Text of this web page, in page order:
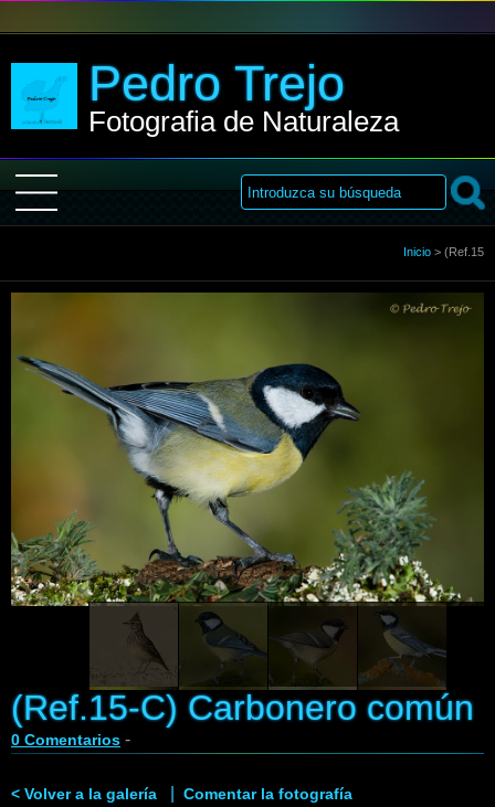
Pedro Trejo
Fotografia de Naturaleza
Galería
Libro de visitas
Contacto
Inicio > (Ref.15
(Ref.15-C) Carbonero común
0 Comentarios -
< Volver a la galería Comentar la fotografía